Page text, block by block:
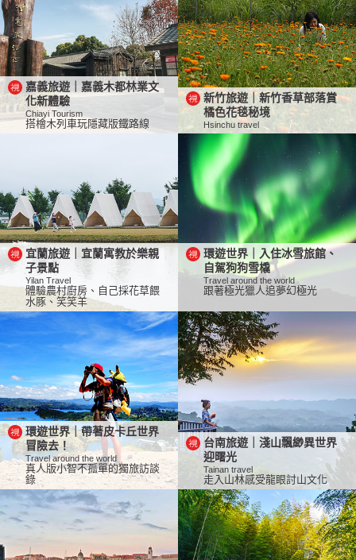
嘉義旅遊｜嘉義木都林業文
化新體驗
Chiayi Tourism
搭檜木列車玩隱藏版鐵路線
新竹旅遊｜新竹香草部落賞
橘色花毯秘境
Hsinchu travel
宜蘭旅遊｜宜蘭寓教於樂親
子景點
Yilan Travel
體驗農村廚房、自己採花草餵
水豚、笑笑羊
環遊世界｜入住冰雪旅館、
自駕狗狗雪橇
Travel around the world
跟著極光獵人追夢幻極光
環遊世界｜帶著皮卡丘世界
冒險去！
Travel around the world
真人版小智不孤單的獨旅訪談
錄
台南旅遊｜淺山飄緲異世界
迎曙光
Tainan travel
走入山林感受龍眼討山文化